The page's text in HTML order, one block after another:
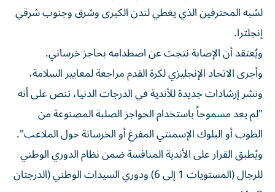
لشبه المحترفين الذي يغطي لندن الكبرى وشرق وجنوب شرقي
إنجلترا.
ويُعتقد أن الإصابة نتجت عن اصطدامه بحاجز خرساني.
وأجرى الاتحاد الإنجليزي لكرة القدم مراجعة لمعايير السلامة،
ونشر إرشادات جديدة للأندية في الدرجات الدنيا، تنص على أنه
"لم يعد مسموحاً باستخدام الحواجز الصلبة المصنوعة من
الطوب أو البلوك الإسمنتي المفرغ أو الخرسانة حول الملاعب".
ويُطبق القرار على الأندية المنافسة ضمن نظام الدوري الوطني
للرجال (المستويات 1 إلى 6) ودوري السيدات الوطني (الدرجتان